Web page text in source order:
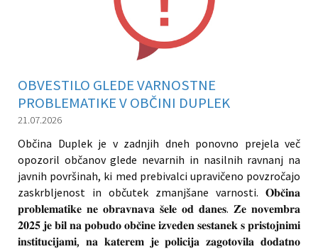
OBVESTILO GLEDE VARNOSTNE
PROBLEMATIKE V OBČINI DUPLEK
21.07.2026
Občina Duplek je v zadnjih dneh ponovno prejela več
opozoril občanov glede nevarnih in nasilnih ravnanj na
javnih površinah, ki med prebivalci upravičeno povzročajo
zaskrbljenost in občutek zmanjšane varnosti. 𝐎𝐛𝐜̌𝐢𝐧𝐚
𝐩𝐫𝐨𝐛𝐥𝐞𝐦𝐚𝐭𝐢𝐤𝐞 𝐧𝐞 𝐨𝐛𝐫𝐚𝐯𝐧𝐚𝐯𝐚 𝐬̌𝐞𝐥𝐞 𝐨𝐝 𝐝𝐚𝐧𝐞𝐬. 𝐙̌𝐞 𝐧𝐨𝐯𝐞𝐦𝐛𝐫𝐚
𝟐𝟎𝟐𝟓 𝐣𝐞 𝐛𝐢𝐥 𝐧𝐚 𝐩𝐨𝐛𝐮𝐝𝐨 𝐨𝐛𝐜̌𝐢𝐧𝐞 𝐢𝐳𝐯𝐞𝐝𝐞𝐧 𝐬𝐞𝐬𝐭𝐚𝐧𝐞𝐤 𝐬 𝐩𝐫𝐢𝐬𝐭𝐨𝐣𝐧𝐢𝐦𝐢
𝐢𝐧𝐬𝐭𝐢𝐭𝐮𝐜𝐢𝐣𝐚𝐦𝐢, 𝐧𝐚 𝐤𝐚𝐭𝐞𝐫𝐞𝐦 𝐣𝐞 𝐩𝐨𝐥𝐢𝐜𝐢𝐣𝐚 𝐳𝐚𝐠𝐨𝐭𝐨𝐯𝐢𝐥𝐚 𝐝𝐨𝐝𝐚𝐭𝐧𝐨